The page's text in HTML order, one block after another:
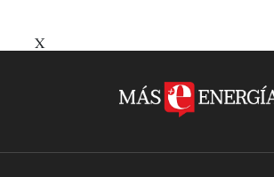
X